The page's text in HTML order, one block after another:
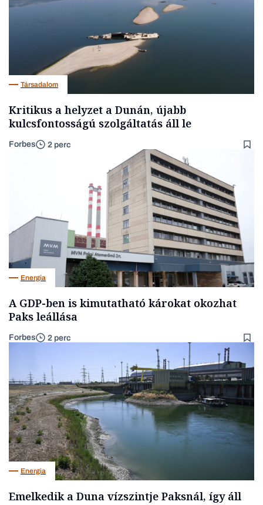
Társadalom
Kritikus a helyzet a Dunán, újabb
kulcsfontosságú szolgáltatás áll le
Forbes 2 perc
Energia
A GDP-ben is kimutatható károkat okozhat
Paks leállása
Forbes 2 perc
Energia
Emelkedik a Duna vízszintje Paksnál, így áll